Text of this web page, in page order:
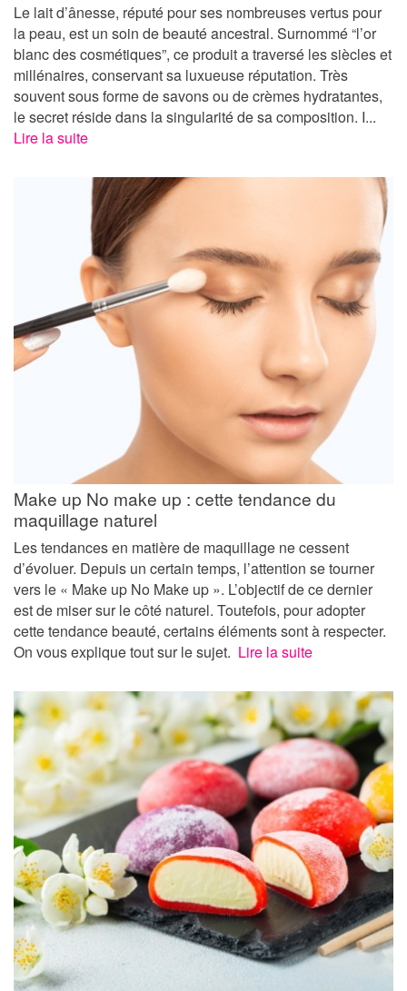
Le lait d’ânesse, réputé pour ses nombreuses vertus pour
la peau, est un soin de beauté ancestral. Surnommé “l’or
blanc des cosmétiques”, ce produit a traversé les siècles et
millénaires, conservant sa luxueuse réputation. Très
souvent sous forme de savons ou de crèmes hydratantes,
le secret réside dans la singularité de sa composition. I...
Lire la suite
Make up No make up : cette tendance du
maquillage naturel
Les tendances en matière de maquillage ne cessent
d’évoluer. Depuis un certain temps, l’attention se tourner
vers le « Make up No Make up ». L’objectif de ce dernier
est de miser sur le côté naturel. Toutefois, pour adopter
cette tendance beauté, certains éléments sont à respecter.
On vous explique tout sur le sujet. Lire la suite